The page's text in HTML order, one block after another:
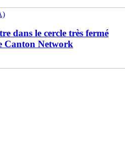
dans le cercle très fermé
Canton Network